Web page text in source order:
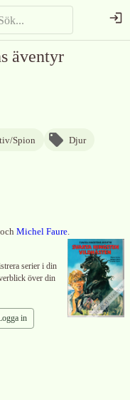
äventyr
Spion
Djur
och Michel Faure.
serier i din
över din
in